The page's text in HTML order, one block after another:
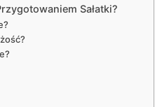
Sałatki?